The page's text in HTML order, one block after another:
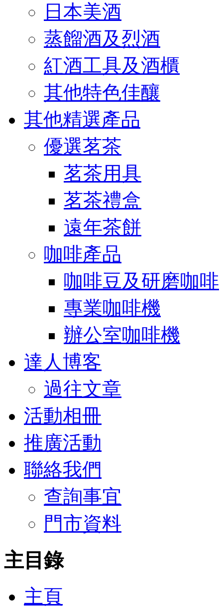
日本美酒
蒸餾酒及烈酒
紅酒工具及酒櫃
其他特色佳釀
其他精選產品
優選茗茶
茗茶用具
茗茶禮盒
遠年茶餅
咖啡產品
咖啡豆及研磨咖啡
專業咖啡機
辦公室咖啡機
達人博客
過往文章
活動相冊
推廣活動
聯絡我們
查詢事宜
門市資料
主目錄
主頁